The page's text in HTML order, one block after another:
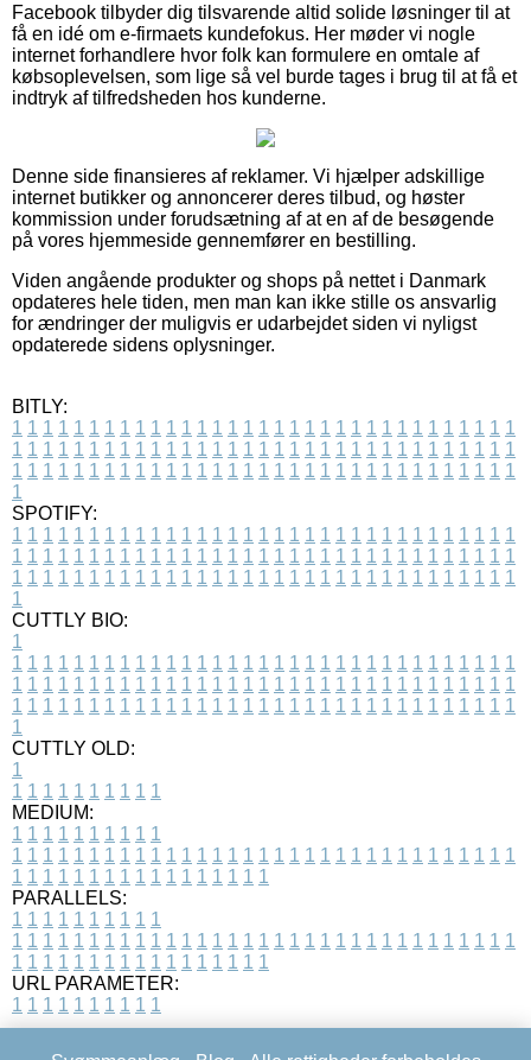
Facebook tilbyder dig tilsvarende altid solide løsninger til at
få en idé om e-firmaets kundefokus. Her møder vi nogle
internet forhandlere hvor folk kan formulere en omtale af
købsoplevelsen, som lige så vel burde tages i brug til at få et
indtryk af tilfredsheden hos kunderne.
Denne side finansieres af reklamer. Vi hjælper adskillige
internet butikker og annoncerer deres tilbud, og høster
kommission under forudsætning af at en af de besøgende
på vores hjemmeside gennemfører en bestilling.
Viden angående produkter og shops på nettet i Danmark
opdateres hele tiden, men man kan ikke stille os ansvarlig
for ændringer der muligvis er udarbejdet siden vi nyligst
opdaterede sidens oplysninger.
BITLY:
1 1 1 1 1 1 1 1 1 1 1 1 1 1 1 1 1 1 1 1 1 1 1 1 1 1 1 1 1 1 1 1 1
1 1 1 1 1 1 1 1 1 1 1 1 1 1 1 1 1 1 1 1 1 1 1 1 1 1 1 1 1 1 1 1 1
1 1 1 1 1 1 1 1 1 1 1 1 1 1 1 1 1 1 1 1 1 1 1 1 1 1 1 1 1 1 1 1 1
1
SPOTIFY:
1 1 1 1 1 1 1 1 1 1 1 1 1 1 1 1 1 1 1 1 1 1 1 1 1 1 1 1 1 1 1 1 1
1 1 1 1 1 1 1 1 1 1 1 1 1 1 1 1 1 1 1 1 1 1 1 1 1 1 1 1 1 1 1 1 1
1 1 1 1 1 1 1 1 1 1 1 1 1 1 1 1 1 1 1 1 1 1 1 1 1 1 1 1 1 1 1 1 1
1
CUTTLY BIO:
1
1 1 1 1 1 1 1 1 1 1 1 1 1 1 1 1 1 1 1 1 1 1 1 1 1 1 1 1 1 1 1 1 1
1 1 1 1 1 1 1 1 1 1 1 1 1 1 1 1 1 1 1 1 1 1 1 1 1 1 1 1 1 1 1 1 1
1 1 1 1 1 1 1 1 1 1 1 1 1 1 1 1 1 1 1 1 1 1 1 1 1 1 1 1 1 1 1 1 1
1
CUTTLY OLD:
1
1 1 1 1 1 1 1 1 1 1
MEDIUM:
1 1 1 1 1 1 1 1 1 1
1 1 1 1 1 1 1 1 1 1 1 1 1 1 1 1 1 1 1 1 1 1 1 1 1 1 1 1 1 1 1 1 1
1 1 1 1 1 1 1 1 1 1 1 1 1 1 1 1 1
PARALLELS:
1 1 1 1 1 1 1 1 1 1
1 1 1 1 1 1 1 1 1 1 1 1 1 1 1 1 1 1 1 1 1 1 1 1 1 1 1 1 1 1 1 1 1
1 1 1 1 1 1 1 1 1 1 1 1 1 1 1 1 1
URL PARAMETER:
1 1 1 1 1 1 1 1 1 1